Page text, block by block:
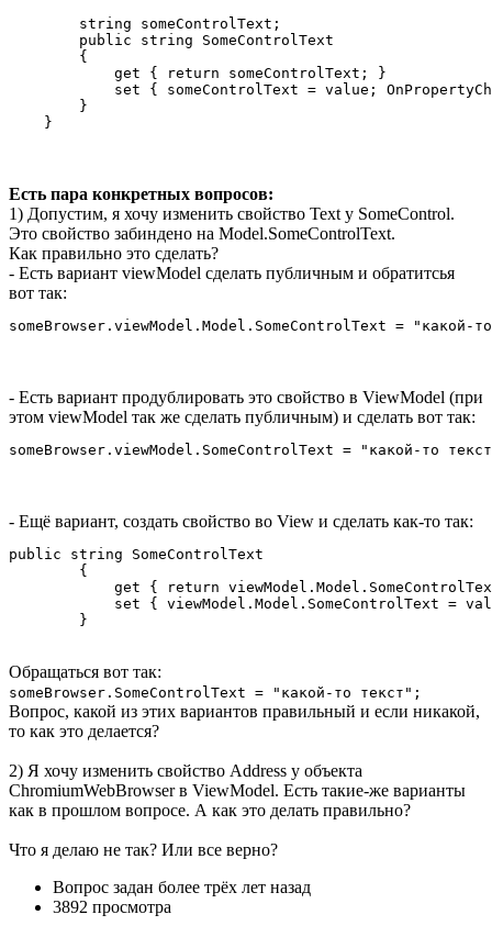
        string someControlText;
        public string SomeControlText
        {
            get { return someControlText; }
set { someControlText = value;
        }
    }
Есть пара конкретных вопросов:
1) Допустим, я хочу изменить свойство Text у SomeControl.
Это свойство забиндено на Model.SomeControlText.
Как правильно это сделать?
- Есть вариант viewModel сделать публичным и обратитсья
вот так:
someBrowser.viewModel.Model.SomeControlText = "какой-
- Есть вариант продублировать это свойство в ViewModel (при
этом viewModel так же сделать публичным) и сделать вот так:
someBrowser.viewModel.SomeControlText = "какой-то
- Ещё вариант, создать свойство во View и сделать как-то так:
public string SomeControlText
        {
get { return
set { viewModel.Model.SomeControlText =
        }
Обращаться вот так:
someBrowser.SomeControlText = "какой-то текст";
Вопрос, какой из этих вариантов правильный и если никакой,
то как это делается?
2) Я хочу изменить свойство Address у объекта
ChromiumWebBrowser в ViewModel. Есть такие-же варианты
как в прошлом вопросе. А как это делать правильно?
Что я делаю не так? Или все верно?
Вопрос задан более трёх лет назад
3892 просмотра